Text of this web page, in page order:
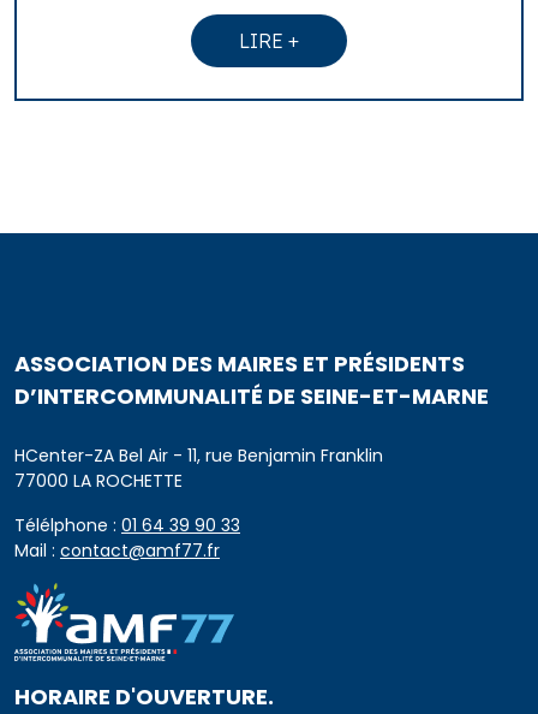
LIRE +
ASSOCIATION DES MAIRES ET PRÉSIDENTS
D’INTERCOMMUNALITÉ DE SEINE-ET-MARNE
HCenter-ZA Bel Air - 11, rue Benjamin Franklin
77000 LA ROCHETTE
Télélphone : 01 64 39 90 33
Mail : contact@amf77.fr
HORAIRE D'OUVERTURE.